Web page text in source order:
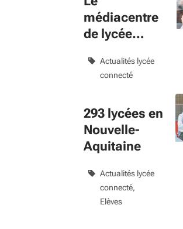
médiacentre
de lycée
Actualités lycée
connecté
293 lycées en
Nouvelle-
Aquitaine
Actualités lycée
connecté
Elèves